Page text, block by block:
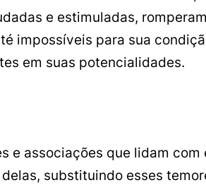
e estimuladas,
impossíveis para sua
em suas potencialidades.
e associações que lidam
substituindo esses